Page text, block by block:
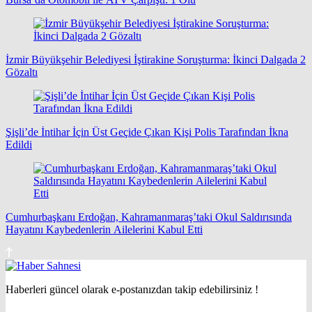
İzmir Büyükşehir Belediyesi İştirakine Soruşturma: İkinci Dalgada 2
Gözaltı
Şişli’de İntihar İçin Üst Geçide Çıkan Kişi Polis Tarafından İkna
Edildi
Cumhurbaşkanı Erdoğan, Kahramanmaraş’taki Okul Saldırısında
Hayatını Kaybedenlerin Ailelerini Kabul Etti
Haberleri güncel olarak e-postanızdan takip edebilirsiniz !